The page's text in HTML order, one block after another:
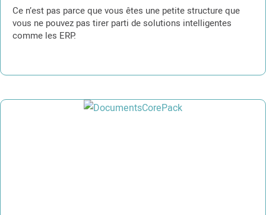
Ce n’est pas parce que vous êtes une petite structure que
vous ne pouvez pas tirer parti de solutions intelligentes
comme les ERP.